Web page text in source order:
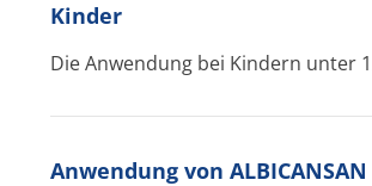
Kinder
Die Anwendung bei Kindern unter
Anwendung von